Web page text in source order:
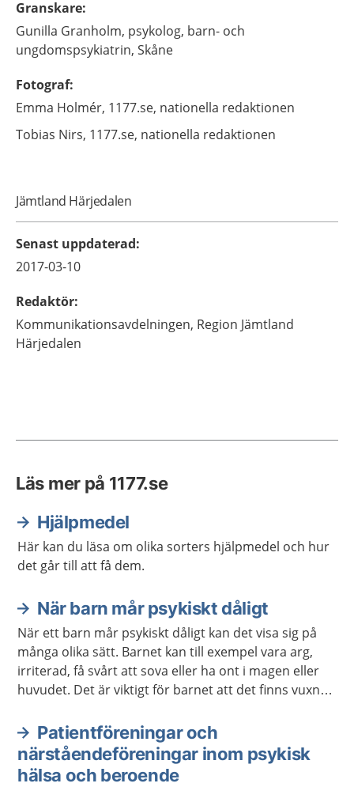
Granskare:
Gunilla Granholm, psykolog, barn- och
ungdomspsykiatrin, Skåne
Fotograf:
Emma Holmér, 1177.se, nationella redaktionen
Tobias Nirs, 1177.se, nationella redaktionen
Jämtland Härjedalen
Senast uppdaterad:
2017-03-10
Redaktör:
Kommunikationsavdelningen, Region Jämtland
Härjedalen
Läs mer på 1177.se
Hjälpmedel
Här kan du läsa om olika sorters hjälpmedel och hur
det går till att få dem.
När barn mår psykiskt dåligt
När ett barn mår psykiskt dåligt kan det visa sig på
många olika sätt. Barnet kan till exempel vara arg,
irriterad, få svårt att sova eller ha ont i magen eller
huvudet. Det är viktigt för barnet att det finns vuxna
och hjälp från sjukvården eller kommunen.
Patientföreningar och
närståendeföreningar inom psykisk
hälsa och beroende